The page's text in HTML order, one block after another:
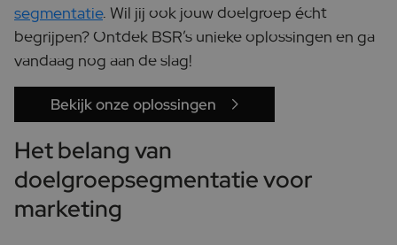
segmentatie. Wil jij ook jouw doelgroep écht
begrijpen? Ontdek BSR’s unieke oplossingen en ga
vandaag nog aan de slag!
Bekijk onze oplossingen
Het belang van
doelgroepsegmentatie voor
marketing